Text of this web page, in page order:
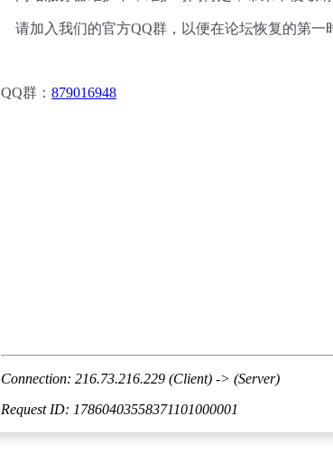
请加入我们的官方QQ群，以便在论坛恢复的第一
QQ群： 879016948
Connection: 216.73.216.229 (Client) -> (Server)
Request ID: 17860403558371101000001